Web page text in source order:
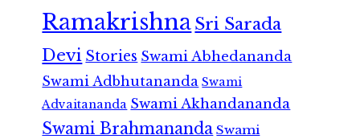
RamakrishnaSri Sarada
Devi Stories Swami Abhedananda
Swami Adbhutananda Swami
Advaitananda Swami Akhandananda
Swami Brahmananda Swami